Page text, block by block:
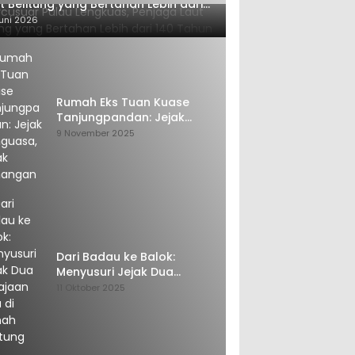
Belitung yang Bertahan Lebih dari
Tahun
2026
Rumah Eks Tuan Kuase
Tanjungpandan: Jejak
Penguasa, Jejak Kenangan
9 November 2025
Dari Badau ke Balok:
Menyusuri Jejak Dua
Kerajaan Tua di Tanah
11 Oktober 2025